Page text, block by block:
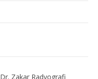
Dr. Zakar Radyografi